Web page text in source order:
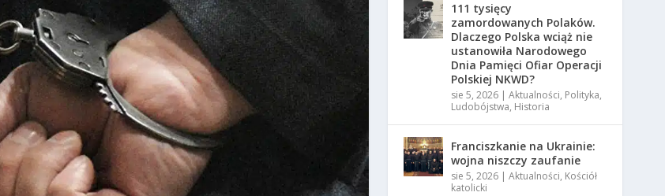
111 tysięcy
zamordowanych Polaków.
Dlaczego Polska wciąż nie
ustanowiła Narodowego
Dnia Pamięci Ofiar Operacji
Polskiej NKWD?
sie 5, 2026 |Aktualności, Polityka,
Ludobójstwa, Historia
Franciszkanie na Ukrainie:
wojna niszczy zaufanie
sie 5, 2026 |Aktualności, Kościół
katolicki